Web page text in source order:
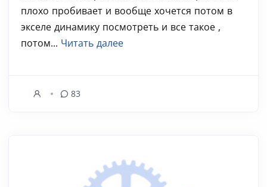
плохо пробивает и вообще хочется потом в
экселе динамику посмотреть и все такое ,
потом... Читать далее
83